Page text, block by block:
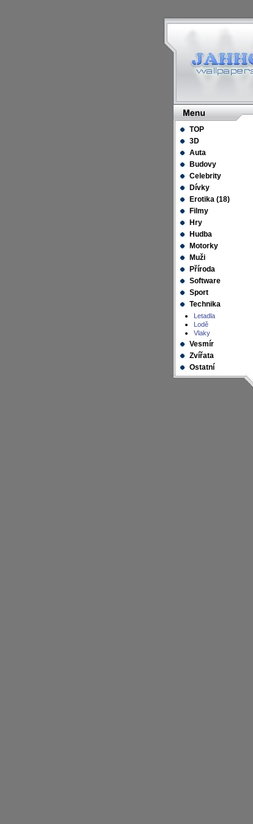
TOP
3D
Auta
Budovy
Celebrity
Dívky
Erotika (18)
Filmy
Hry
Hudba
Motorky
Muži
Příroda
Software
Sport
Technika
Letadla
Lodě
Vlaky
Vesmír
Zvířata
Ostatní